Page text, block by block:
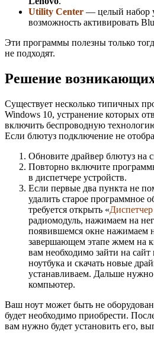
Utility Center — целый набор
возможность активировать
Эти программы полезны только
не подходят.
Решение
Существует несколько типичных
Windows 10, устранение которых
включить беспроводную
Если блютуз подключение не
Обновите драйвер блютуз на
Повторно включите
в диспетчере устройств.
Если первые два пункта не
удалить старое программное
требуется открыть «
радиомодуль, нажимаем на
появившемся окне нажимаем
завершающем этапе жмем на
вам необходимо зайти на
ноутбука и скачать новые
устанавливаем. Дальше нужно
компьютер.
Ваш ноут может быть не
будет необходимо приобрести.
вам нужно будет установить его,